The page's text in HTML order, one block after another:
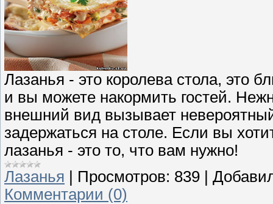
Лазанья - это королева стола, это
и вы можете накормить гостей.
внешний вид вызывает
задержаться на столе. Если вы
лазанья - это то, что вам нужно!
Лазанья
Просмотров: 839
Комментарии (0)